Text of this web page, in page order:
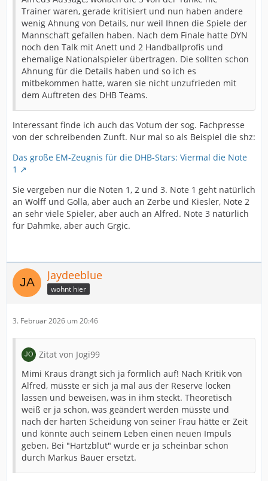
Trainer waren, gerade kritisiert und nun haben andere
wenig Ahnung von Details, nur weil Ihnen die Spiele der
Mannschaft gefallen haben. Nach dem Finale hatte DYN
noch den Talk mit Anett und 2 Handballprofis und
ehemalige Nationalspieler übertragen. Die sollten schon
Ahnung für die Details haben und so ich es
mitbekommen hatte, waren sie nicht unzufrieden mit
dem Auftreten des DHB Teams.
Interessant finde ich auch das Votum der sog. Fachpresse
von der schreibenden Zunft. Nur mal so als Beispiel die shz:
Das große EM-Zeugnis für die DHB-Stars: Viermal die Note
1
Sie vergeben nur die Noten 1, 2 und 3. Note 1 geht natürlich
an Wolff und Golla, aber auch an Zerbe und Kiesler, Note 2
an sehr viele Spieler, aber auch an Alfred. Note 3 natürlich
für Dahmke, aber auch Grgic.
Jaydeeblue
wohnt hier
3. Februar 2026 um 20:46
Zitat von Jogi99
Mimi Kraus drängt sich ja förmlich auf! Nach Kritik von
Alfred, müsste er sich ja mal aus der Reserve locken
lassen und beweisen, was in ihm steckt. Theoretisch
weiß er ja schon, was geändert werden müsste und
nach der harten Scheidung von seiner Frau hätte er Zeit
und könnte auch seinem Leben einen neuen Impuls
geben. Bei "Hartzblut" wurde er ja scheinbar schon
durch Markus Bauer ersetzt.